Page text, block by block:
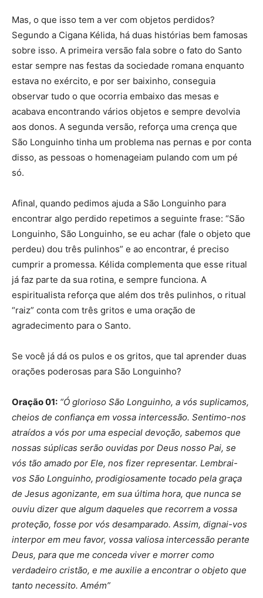
Mas, o que isso tem a ver com objetos perdidos?
Segundo a Cigana Kélida, há duas histórias bem famosas
sobre isso. A primeira versão fala sobre o fato do Santo
estar sempre nas festas da sociedade romana enquanto
estava no exército, e por ser baixinho, conseguia
observar tudo o que ocorria embaixo das mesas e
acabava encontrando vários objetos e sempre devolvia
aos donos. A segunda versão, reforça uma crença que
São Longuinho tinha um problema nas pernas e por conta
disso, as pessoas o homenageiam pulando com um pé
só.
Afinal, quando pedimos ajuda a São Longuinho para
encontrar algo perdido repetimos a seguinte frase: “São
Longuinho, São Longuinho, se eu achar (fale o objeto que
perdeu) dou três pulinhos” e ao encontrar, é preciso
cumprir a promessa. Kélida complementa que esse ritual
já faz parte da sua rotina, e sempre funciona. A
espiritualista reforça que além dos três pulinhos, o ritual
“raiz” conta com três gritos e uma oração de
agradecimento para o Santo.
Se você já dá os pulos e os gritos, que tal aprender duas
orações poderosas para São Longuinho?
Oração 01: “Ó glorioso São Longuinho, a vós suplicamos,
cheios de confiança em vossa intercessão. Sentimo-nos
atraídos a vós por uma especial devoção, sabemos que
nossas súplicas serão ouvidas por Deus nosso Pai, se
vós tão amado por Ele, nos fizer representar. Lembrai-
vos São Longuinho, prodigiosamente tocado pela graça
de Jesus agonizante, em sua última hora, que nunca se
ouviu dizer que algum daqueles que recorrem a vossa
proteção, fosse por vós desamparado. Assim, dignai-vos
interpor em meu favor, vossa valiosa intercessão perante
Deus, para que me conceda viver e morrer como
verdadeiro cristão, e me auxilie a encontrar o objeto que
tanto necessito. Amém”